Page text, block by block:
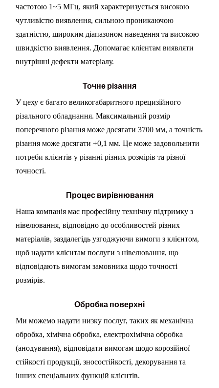
частотою 1~5 МГц, який характеризується високою
чутливістю виявлення, сильною проникаючою
здатністю, широким діапазоном наведення та високою
швидкістю виявлення. Допомагає клієнтам виявляти
внутрішні дефекти матеріалу.
Точне різання
У цеху є багато великогабаритного прецизійного
різального обладнання. Максимальний розмір
поперечного різання може досягати 3700 мм, а точність
різання може досягати +0,1 мм. Це може задовольнити
потреби клієнтів у різанні різних розмірів та різної
точності.
Процес вирівнювання
Наша компанія має професійну технічну підтримку з
нівелювання, відповідно до особливостей різних
матеріалів, заздалегідь узгоджуючи вимоги з клієнтом,
щоб надати клієнтам послуги з нівелювання, що
відповідають вимогам замовника щодо точності
розмірів.
Обробка поверхні
Ми можемо надати низку послуг, таких як механічна
обробка, хімічна обробка, електрохімічна обробка
(анодування), відповідати вимогам щодо корозійної
стійкості продукції, зносостійкості, декорування та
інших спеціальних функцій клієнтів.